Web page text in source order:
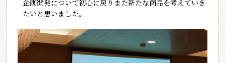
企画開発について初心に戻りまた新たな商品を考えていき
たいと思いました。